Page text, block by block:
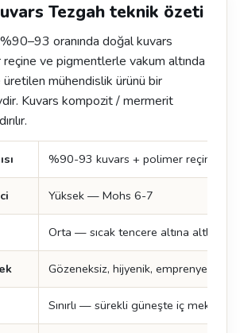
Tezgah teknik özeti
oranında doğal kuvars
reçine ve pigmentlerle vakum altında
mühendislik ürünü bir
Kuvars kompozit / mermerit
%90-93 kuvars + polimer reçine +
Yüksek — Mohs 6-7
Orta — sıcak tencere altına altlık şart
Gözeneksiz, hijyenik, emprenye
Sınırlı — sürekli güneşte iç mekan